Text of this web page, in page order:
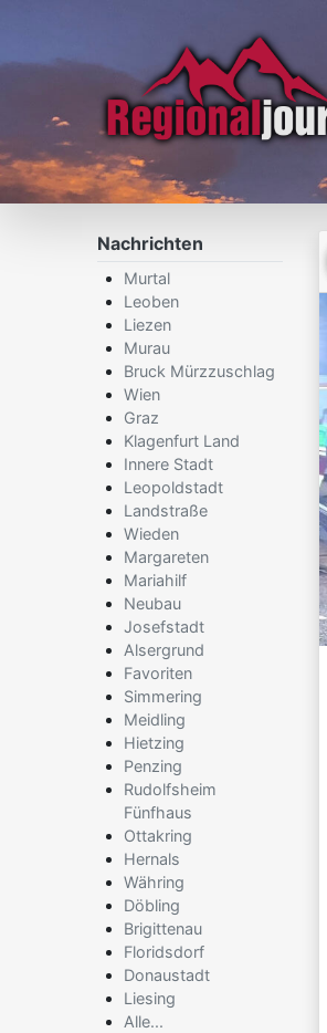
Nachrichten
Murtal
Leoben
Liezen
Murau
Bruck Mürzzuschlag
Wien
Graz
Klagenfurt Land
Innere Stadt
Leopoldstadt
Landstraße
Wieden
Margareten
Mariahilf
Neubau
Josefstadt
Alsergrund
Favoriten
Simmering
Meidling
Hietzing
Penzing
Rudolfsheim
Fünfhaus
Ottakring
Hernals
Währing
Döbling
Brigittenau
Floridsdorf
Donaustadt
Liesing
Alle...